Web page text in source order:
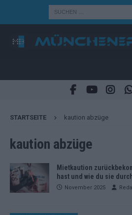
STARTSEITE kaution abzüge
kaution abzüge
Mietkaution
hast und wie du sie
November 2025